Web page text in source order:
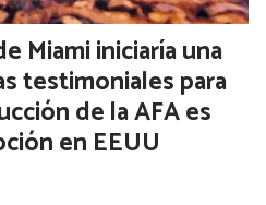
Miami iniciaría una
testimoniales para
de la AFA es
en EEUU